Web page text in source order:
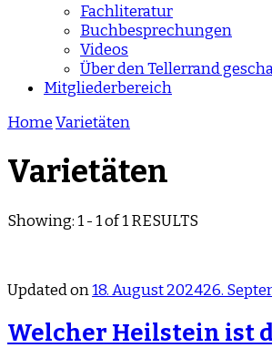
Fachliteratur
Buchbesprechungen
Videos
Über den Tellerrand
Mitgliederbereich
HomeVarietäten
Varietäten
Showing: 1 - 1 of 1 RESULTS
Updated on18. August 202426.
Welcher Heilstein ist